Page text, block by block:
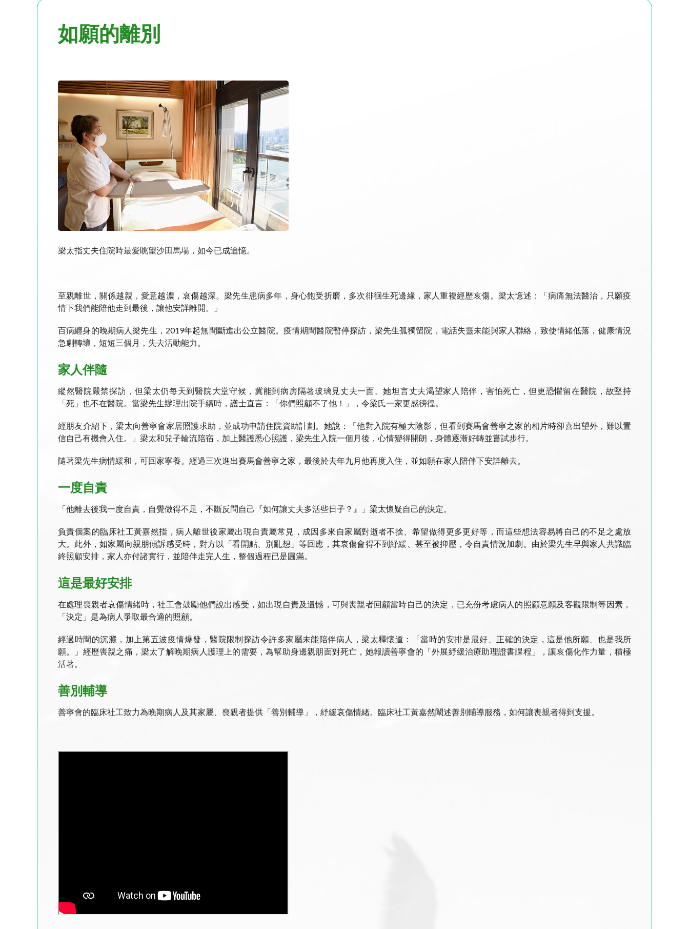
如願的離別
梁太指丈夫住院時最愛眺望沙田馬場，如今已成追憶。
至親離世，關係越親，愛意越濃，哀傷越深。梁先生患病多年，身心飽受折磨，多次徘徊生死邊緣，家人重複經歷哀傷。梁太憶述：「病痛無法醫治，只願疫
情下我們能陪他走到最後，讓他安詳離開。」
百病纏身的晚期病人梁先生，2019年起無間斷進出公立醫院。疫情期間醫院暫停探訪，梁先生孤獨留院，電話失靈未能與家人聯絡，致使情緒低落，健康情況
急劇轉壞，短短三個月，失去活動能力。
家人伴隨
縱然醫院嚴禁探訪，但梁太仍每天到醫院大堂守候，冀能到病房隔著玻璃見丈夫一面。她坦言丈夫渴望家人陪伴，害怕死亡，但更恐懼留在醫院，故堅持
「死」也不在醫院。當梁先生辦理出院手續時，護士直言：「你們照顧不了他！」，令梁氏一家更感徬徨。
經朋友介紹下，梁太向善寧會家居照護求助，並成功申請住院資助計劃。她說：「他對入院有極大陰影，但看到賽馬會善寧之家的相片時卻喜出望外，難以置
信自己有機會入住。」梁太和兒子輪流陪宿，加上醫護悉心照護，梁先生入院一個月後，心情變得開朗，身體逐漸好轉並嘗試步行。
隨著梁先生病情緩和，可回家寧養。經過三次進出賽馬會善寧之家，最後於去年九月他再度入住，並如願在家人陪伴下安詳離去。
一度自責
「他離去後我一度自責，自覺做得不足，不斷反問自己『如何讓丈夫多活些日子？』」梁太懷疑自己的決定。
負責個案的臨床社工黃嘉然指，病人離世後家屬出現自責屬常見，成因多來自家屬對逝者不捨、希望做得更多更好等，而這些想法容易將自己的不足之處放
大。此外，如家屬向親朋傾訴感受時，對方以「看開點、別亂想」等回應，其哀傷會得不到紓緩、甚至被抑壓，令自責情況加劇。由於梁先生早與家人共識臨
終照顧安排，家人亦付諸實行，並陪伴走完人生，整個過程已是圓滿。
這是最好安排
在處理喪親者哀傷情緒時，社工會鼓勵他們說出感受，如出現自責及遺憾，可與喪親者回顧當時自己的決定，已充份考慮病人的照顧意願及客觀限制等因素，
「決定」是為病人爭取最合適的照顧。
經過時間的沉澱，加上第五波疫情爆發，醫院限制探訪令許多家屬未能陪伴病人，梁太釋懷道：「當時的安排是最好、正確的決定，這是他所願、也是我所
願。」經歷喪親之痛，梁太了解晚期病人護理上的需要，為幫助身邊親朋面對死亡，她報讀善寧會的「外展紓緩治療助理證書課程」，讓哀傷化作力量，積極
活著。
善別輔導
善寧會的臨床社工致力為晚期病人及其家屬、喪親者提供「善別輔導」，紓緩哀傷情緒。臨床社工黃嘉然闡述善別輔導服務，如何讓喪親者得到支援。